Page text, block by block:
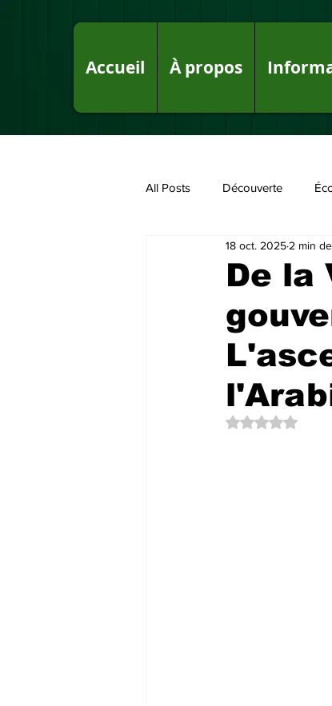
Accueil À propos
All Posts Découverte
Fake News sur le Royaume
De la
18 oct. 2025 2 min
Noté NaN